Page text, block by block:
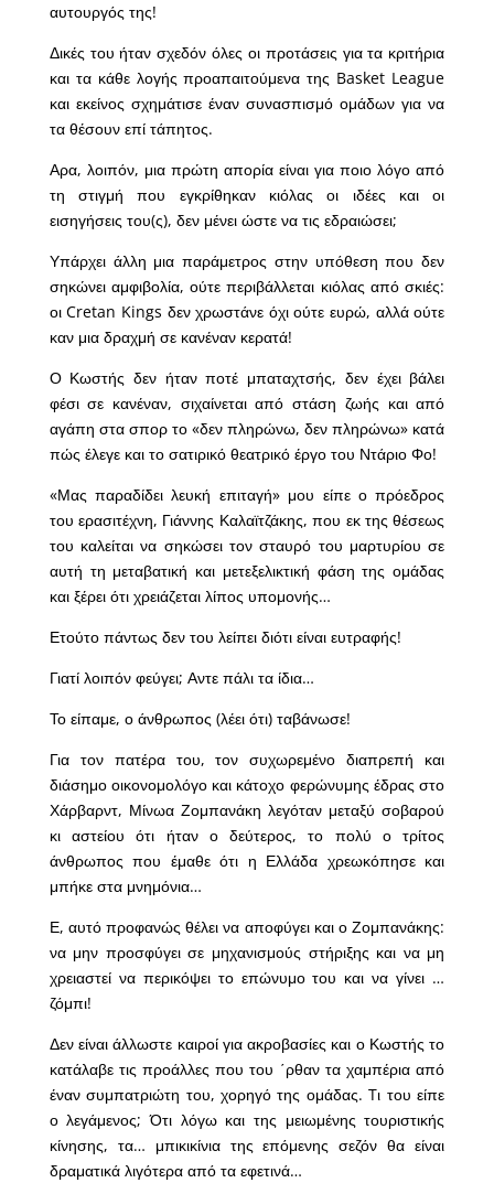
αυτουργός της!
Δικές του ήταν σχεδόν όλες οι προτάσεις για τα κριτήρια
και τα κάθε λογής προαπαιτούμενα της Basket League
και εκείνος σχημάτισε έναν συνασπισμό ομάδων για να
τα θέσουν επί τάπητος.
Αρα, λοιπόν, μια πρώτη απορία είναι για ποιο λόγο από
τη στιγμή που εγκρίθηκαν κιόλας οι ιδέες και οι
εισηγήσεις του(ς), δεν μένει ώστε να τις εδραιώσει;
Υπάρχει άλλη μια παράμετρος στην υπόθεση που δεν
σηκώνει αμφιβολία, ούτε περιβάλλεται κιόλας από σκιές:
οι Cretan Kings δεν χρωστάνε όχι ούτε ευρώ, αλλά ούτε
καν μια δραχμή σε κανέναν κερατά!
Ο Κωστής δεν ήταν ποτέ μπαταχτσής, δεν έχει βάλει
φέσι σε κανέναν, σιχαίνεται από στάση ζωής και από
αγάπη στα σπορ το «δεν πληρώνω, δεν πληρώνω» κατά
πώς έλεγε και το σατιρικό θεατρικό έργο του Ντάριο Φο!
«Μας παραδίδει λευκή επιταγή» μου είπε ο πρόεδρος
του ερασιτέχνη, Γιάννης Καλαϊτζάκης, που εκ της θέσεως
του καλείται να σηκώσει τον σταυρό του μαρτυρίου σε
αυτή τη μεταβατική και μετεξελικτική φάση της ομάδας
και ξέρει ότι χρειάζεται λίπος υπομονής…
Ετούτο πάντως δεν του λείπει διότι είναι ευτραφής!
Γιατί λοιπόν φεύγει; Αντε πάλι τα ίδια…
Το είπαμε, ο άνθρωπος (λέει ότι) ταβάνωσε!
Για τον πατέρα του, τον συχωρεμένο διαπρεπή και
διάσημο οικονομολόγο και κάτοχο φερώνυμης έδρας στο
Χάρβαρντ, Μίνωα Ζομπανάκη λεγόταν μεταξύ σοβαρού
κι αστείου ότι ήταν ο δεύτερος, το πολύ ο τρίτος
άνθρωπος που έμαθε ότι η Ελλάδα χρεωκόπησε και
μπήκε στα μνημόνια…
Ε, αυτό προφανώς θέλει να αποφύγει και ο Ζομπανάκης:
να μην προσφύγει σε μηχανισμούς στήριξης και να μη
χρειαστεί να περικόψει το επώνυμο του και να γίνει …
ζόμπι!
Δεν είναι άλλωστε καιροί για ακροβασίες και ο Κωστής το
κατάλαβε τις προάλλες που του ΄ρθαν τα χαμπέρια από
έναν συμπατριώτη του, χορηγό της ομάδας. Tι του είπε
ο λεγάμενος; Ότι λόγω και της μειωμένης τουριστικής
κίνησης, τα… μπικικίνια της επόμενης σεζόν θα είναι
δραματικά λιγότερα από τα εφετινά…